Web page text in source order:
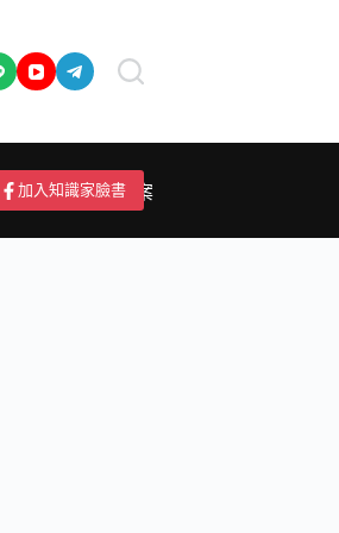
成為作者/投稿/提案
加入知識家臉書